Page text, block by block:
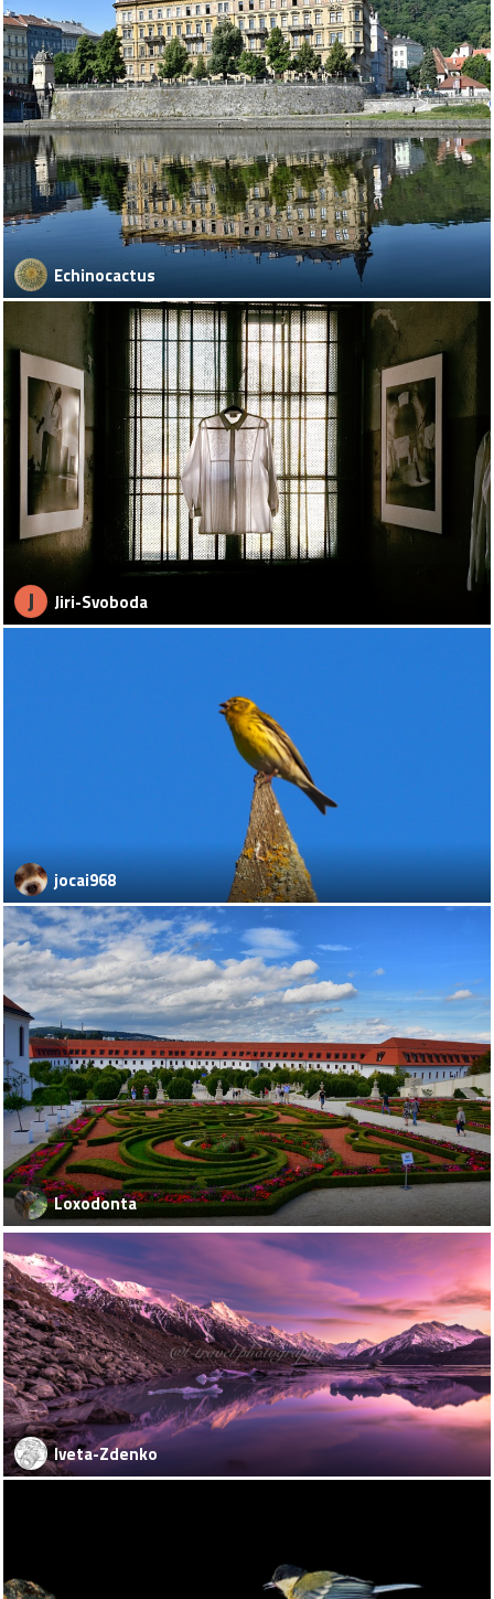
Echinocactus
J Jiri-Svoboda
jocai968
Loxodonta
Iveta-Zdenko